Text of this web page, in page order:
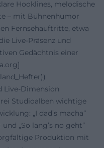
Hooklines, melodische
– mit Bühnenhumor
Fernsehauftritte, etwa
Live-Präsenz und
Gedächtnis einer
Live-Dimension
Studioalben wichtige
„I dad’s macha“
und „So lang’s no geht“
Produktion mit